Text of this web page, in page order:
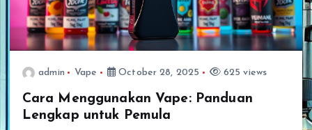
admin Vape October 28, 2025 625 views
Cara Menggunakan Vape: Panduan
Lengkap untuk Pemula